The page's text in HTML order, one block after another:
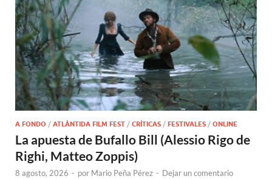
A FONDO / ATLÁNTIDA FILM FEST / CRÍTICAS / FESTIVALES / ONLINE
La apuesta de Bufallo Bill (Alessio Rigo de
Righi, Matteo Zoppis)
8 agosto, 2026 - por Mario Peña Pérez - Dejar un comentario